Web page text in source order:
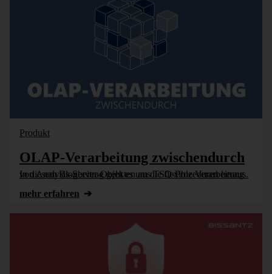
Produkt
OLAP-Verarbeitung zwischendurch
In diesem Blogbeitrag geht es um die flexible Verarbeitung von Analysis-Server-Objekten aus TSQ-Prozeduren heraus.
mehr erfahren